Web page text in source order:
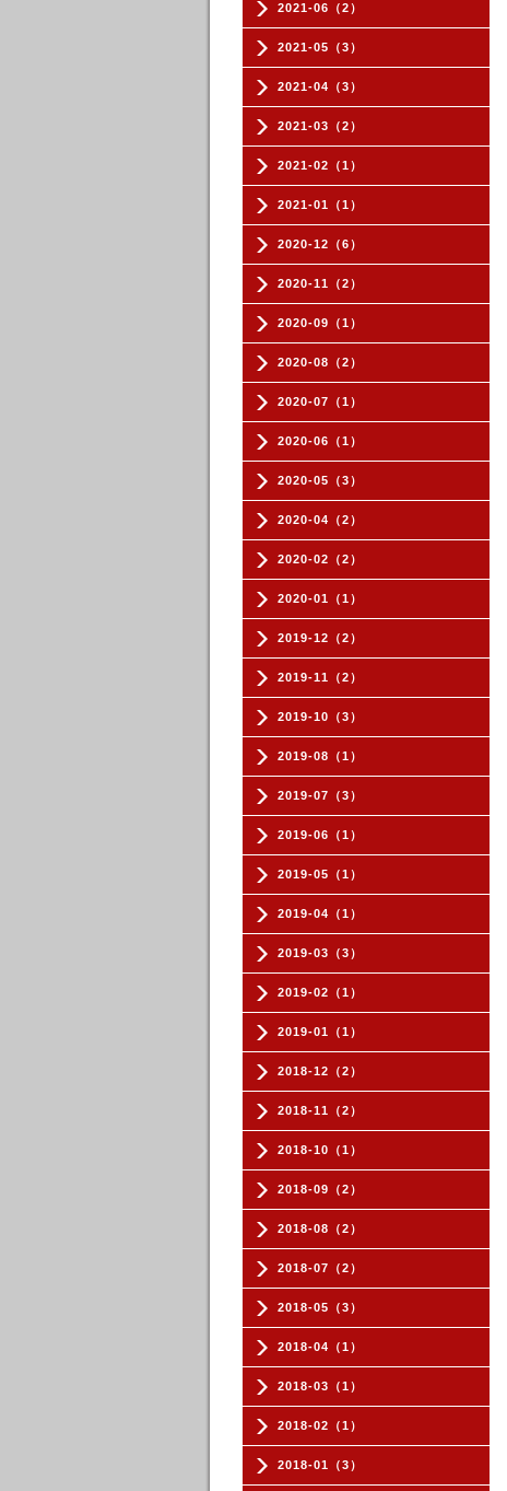
2021-06（2）
2021-05（3）
2021-04（3）
2021-03（2）
2021-02（1）
2021-01（1）
2020-12（6）
2020-11（2）
2020-09（1）
2020-08（2）
2020-07（1）
2020-06（1）
2020-05（3）
2020-04（2）
2020-02（2）
2020-01（1）
2019-12（2）
2019-11（2）
2019-10（3）
2019-08（1）
2019-07（3）
2019-06（1）
2019-05（1）
2019-04（1）
2019-03（3）
2019-02（1）
2019-01（1）
2018-12（2）
2018-11（2）
2018-10（1）
2018-09（2）
2018-08（2）
2018-07（2）
2018-05（3）
2018-04（1）
2018-03（1）
2018-02（1）
2018-01（3）